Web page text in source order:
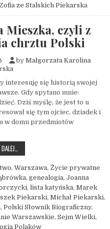
Zofia ze Stalskich Piekarska
Mieszka, czyli z
chrztu Polski
by Małgorzata Karolina
interesuję się historią swojej
Gdy spytano mnie:
Dziś myślę, że jest to u
się tym ojciec, dziadek i
w domu przedmiotów
, Warszawa, Życie prywatne
, genealogia, Joanna
, lista katyńska, Marek
Piekarski, Michał Piekarski,
, Polski Słownik Biograficzny,
Warszawskie, Sejm Wielki,
Polaków